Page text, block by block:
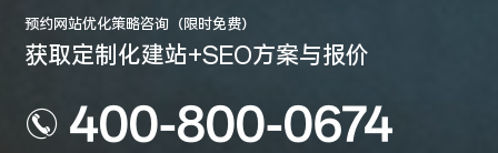
预约网站优化策略咨询（限时免费）
获取定制化建站+SEO方案与报价
400-800-0674